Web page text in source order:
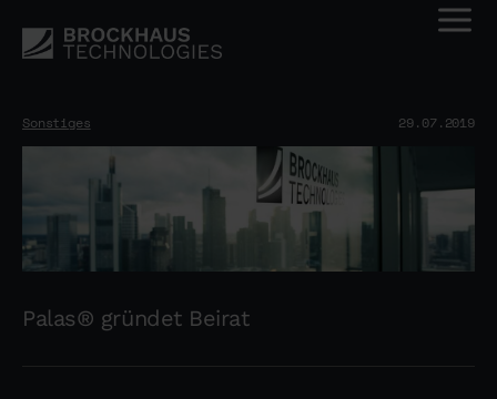
Sonstiges 29.07.2019
Palas® gründet Beirat